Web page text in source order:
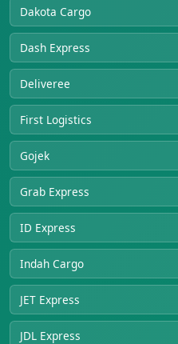
Dakota Cargo
Dash Express
Deliveree
First Logistics
Gojek
Grab Express
ID Express
Indah Cargo
JET Express
JDL Express